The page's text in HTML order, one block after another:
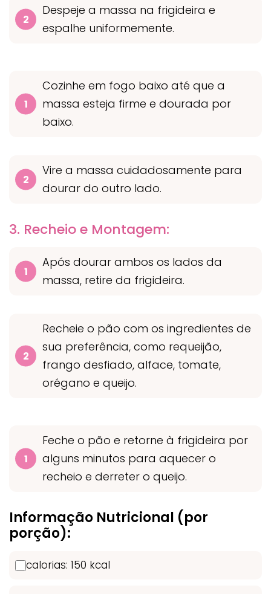
Despeje a massa na frigideira e
espalhe uniformemente.
Cozinhe em fogo baixo até que a
massa esteja firme e dourada por
baixo.
Vire a massa cuidadosamente para
dourar do outro lado.
3. Recheio e Montagem:
Após dourar ambos os lados da
massa, retire da frigideira.
Recheie o pão com os ingredientes de
sua preferência, como requeijão,
frango desfiado, alface, tomate,
orégano e queijo.
Feche o pão e retorne à frigideira por
alguns minutos para aquecer o
recheio e derreter o queijo.
Informação Nutricional (por
porção):
calorias: 150 kcal